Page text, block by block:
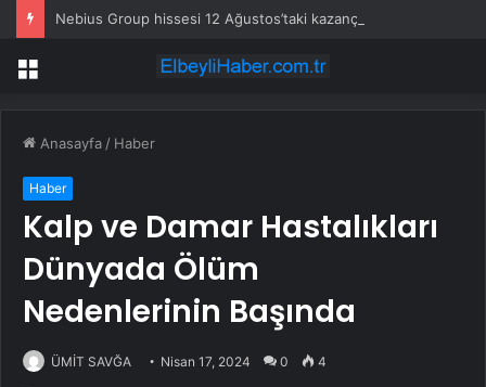
Menü
Anasayfa / Haber
Haber
Kalp ve Damar Hastalıkları
Dünyada Ölüm
Nedenlerinin Başında
ÜMİT SAVĞA Nisan 17, 2024 0 4